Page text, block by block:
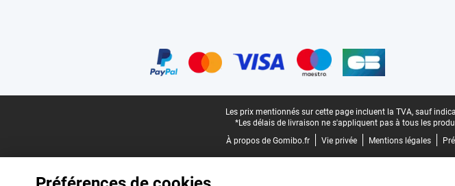
Les prix mentionnés sur cette page incluent la TVA, sauf
*Les délais de livraison ne s'appliquent pas à tous les
À propos de Gomibo.fr
Vie privée Mentions légales